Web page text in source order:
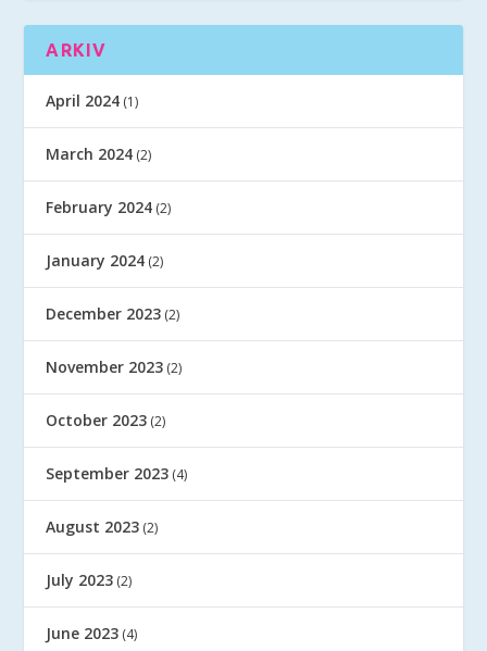
ARKIV
April 2024 (1)
March 2024 (2)
February 2024 (2)
January 2024 (2)
December 2023 (2)
November 2023 (2)
October 2023 (2)
September 2023 (4)
August 2023 (2)
July 2023 (2)
June 2023 (4)